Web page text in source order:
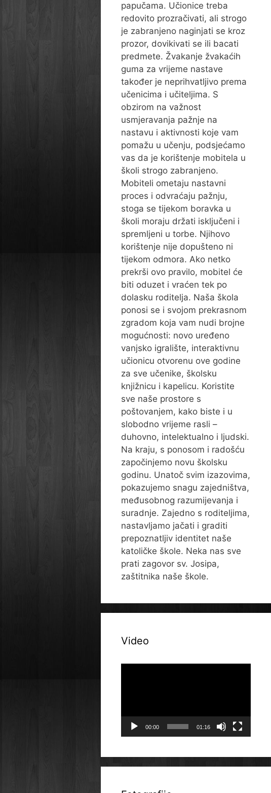
papučama. Učionice treba
redovito prozračivati, ali strogo
je zabranjeno naginjati se kroz
prozor, dovikivati se ili bacati
predmete. Žvakanje žvakaćih
guma za vrijeme nastave
također je neprihvatljivo prema
učenicima i učiteljima. S
obzirom na važnost
usmjeravanja pažnje na
nastavu i aktivnosti koje vam
pomažu u učenju, podsjećamo
vas da je korištenje mobitela u
školi strogo zabranjeno.
Mobiteli ometaju nastavni
proces i odvraćaju pažnju,
stoga se tijekom boravka u
školi moraju držati isključeni i
spremljeni u torbe. Njihovo
korištenje nije dopušteno ni
tijekom odmora. Ako netko
prekrši ovo pravilo, mobitel će
biti oduzet i vraćen tek po
dolasku roditelja. Naša škola
ponosi se i svojom prekrasnom
zgradom koja vam nudi brojne
mogućnosti: novo uređeno
vanjsko igralište, interaktivnu
učionicu otvorenu ove godine
za sve učenike, školsku
knjižnicu i kapelicu. Koristite
sve naše prostore s
poštovanjem, kako biste i u
slobodno vrijeme rasli –
duhovno, intelektualno i ljudski.
Na kraju, s ponosom i radošću
započinjemo novu školsku
godinu. Unatoč svim izazovima,
pokazujemo snagu zajedništva,
međusobnog razumijevanja i
suradnje. Zajedno s roditeljima,
nastavljamo jačati i graditi
prepoznatljiv identitet naše
katoličke škole. Neka nas sve
prati zagovor sv. Josipa,
zaštitnika naše škole.
Video
00:00 01:16